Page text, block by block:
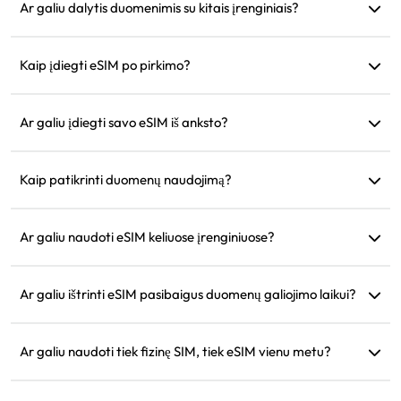
pasibaigus dabartiniam planui.
Ar galiu dalytis duomenimis su kitais įrenginiais?
naudojimas bus toks pats kaip jūsų telefone.
Kaip įdiegti eSIM po pirkimo?
instrukcijas.
Ar galiu įdiegti savo eSIM iš anksto?
išvykstant, kad galėtumėte iš karto naudoti atvykus.
Kaip patikrinti duomenų naudojimą?
mūsų svetainėje.
Ar galiu naudoti eSIM keliuose įrenginiuose?
Norėdami perkelti, susisiekite su klientų aptarnavimu.
Ar galiu ištrinti eSIM pasibaigus duomenų galiojimo laikui?
regioną.
Ar galiu naudoti tiek fizinę SIM, tiek eSIM vienu metu?